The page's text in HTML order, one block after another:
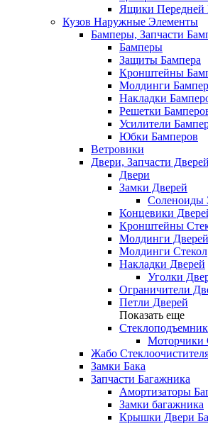
Ящики Передней
Кузов Наружные Элементы
Бамперы, Запчасти
Бамперы
Защиты Бампера
Кронштейны
Молдинги
Накладки
Решетки
Усилители
Юбки Бамперов
Ветровики
Двери, Запчасти Дверей
Двери
Замки Дверей
Соленоиды
Концевики
Кронштейны
Молдинги Дверей
Молдинги Стекол
Накладки Дверей
Уголки
Ограничители
Петли Дверей
Показать еще
Моторчики
Жабо
Замки Бака
Запчасти Багажника
Амортизаторы
Замки багажника
Крышки Двери